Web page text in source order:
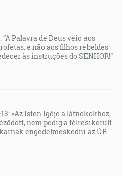
“A Palavra de Deus veio aos
e não aos filhos rebeldes
às instruções do SENHOR!”
»Az Isten Igéje a látnokokhoz,
nem pedig a félresikerült
engedelmeskedni az ÚR